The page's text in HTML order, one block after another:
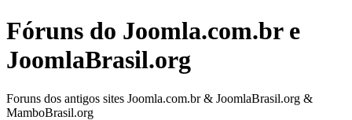
Fóruns do Joomla.com.br e
JoomlaBrasil.org
Foruns dos antigos sites Joomla.com.br & JoomlaBrasil.org &
MamboBrasil.org